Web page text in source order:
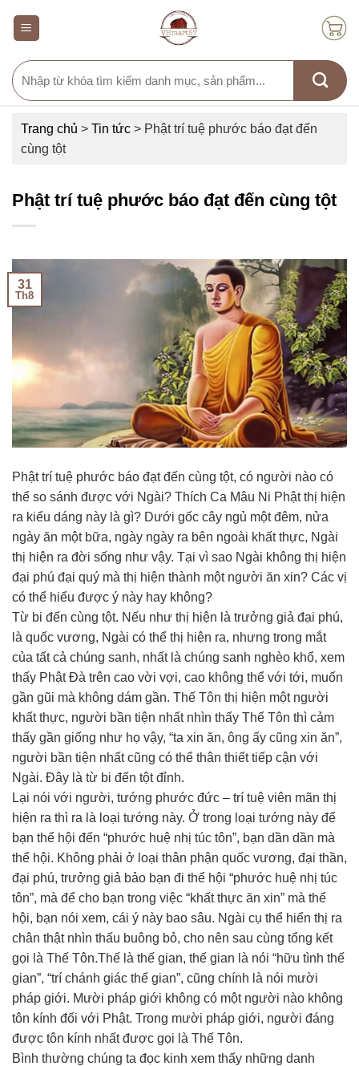
Search
for:
Trang chủ > Tin tức > Phật trí tuệ phước báo đạt đến
cùng tột
Phật trí tuệ phước báo đạt đến cùng tột
31
Th8
Phật trí tuệ phước báo đạt đến cùng tột, có người nào có
thể so sánh được với Ngài? Thích Ca Mâu Ni Phật thị hiện
ra kiểu dáng này là gì? Dưới gốc cây ngủ một đêm, nửa
ngày ăn một bữa, ngày ngày ra bên ngoài khất thực, Ngài
thị hiện ra đời sống như vậy. Tại vì sao Ngài không thị hiện
đại phú đại quý mà thị hiện thành một người ăn xin? Các vị
có thể hiểu được ý này hay không?
Từ bi đến cùng tột. Nếu như thị hiện là trưởng giả đại phú,
là quốc vương, Ngài có thể thị hiện ra, nhưng trong mắt
của tất cả chúng sanh, nhất là chúng sanh nghèo khổ, xem
thấy Phật Đà trên cao vời vợi, cao không thể với tới, muốn
gần gũi mà không dám gần. Thế Tôn thị hiện một người
khất thực, người bần tiện nhất nhìn thấy Thế Tôn thì cảm
thấy gần giống như họ vậy, “ta xin ăn, ông ấy cũng xin ăn”,
người bần tiện nhất cũng có thể thân thiết tiếp cận với
Ngài. Đây là từ bi đến tột đỉnh.
Lại nói với người, tướng phước đức – trí tuệ viên mãn thị
hiện ra thì ra là loại tướng này. Ở trong loại tướng này để
bạn thể hội đến “phước huệ nhị túc tôn”, bạn dần dần mà
thể hội. Không phải ở loại thân phận quốc vương, đại thần,
đại phú, trưởng giả bảo bạn đi thể hội “phước huệ nhị túc
tôn”, mà để cho bạn trong việc “khất thực ăn xin” mà thể
hội, bạn nói xem, cái ý này bao sâu. Ngài cụ thể hiển thị ra
chân thật nhìn thấu buông bỏ, cho nên sau cùng tổng kết
gọi là Thế Tôn.Thế là thế gian, thế gian là nói “hữu tình thế
gian”, “trí chánh giác thế gian”, cũng chính là nói mười
pháp giới. Mười pháp giới không có một người nào không
tôn kính đối với Phật. Trong mười pháp giới, người đáng
được tôn kính nhất được gọi là Thế Tôn.
Bình thường chúng ta đọc kinh xem thấy những danh